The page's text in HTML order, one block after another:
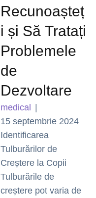
Recunoașteț
i și Să Tratați
Problemele
de
Dezvoltare
medical |
15 septembrie 2024
Identificarea
Tulburărilor de
Creștere la Copii
Tulburările de
creștere pot varia de